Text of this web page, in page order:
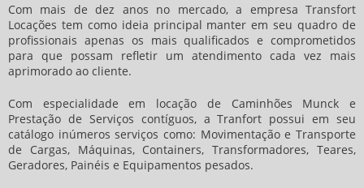
Com mais de dez anos no mercado, a empresa Transfort
Locações tem como ideia principal manter em seu quadro de
profissionais apenas os mais qualificados e comprometidos
para que possam refletir um atendimento cada vez mais
aprimorado ao cliente.
Com especialidade em locação de Caminhões Munck e
Prestação de Serviços contíguos, a Tranfort possui em seu
catálogo inúmeros serviços como: Movimentação e Transporte
de Cargas, Máquinas, Containers, Transformadores, Teares,
Geradores, Painéis e Equipamentos pesados.